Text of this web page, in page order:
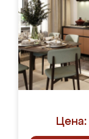
Цена: